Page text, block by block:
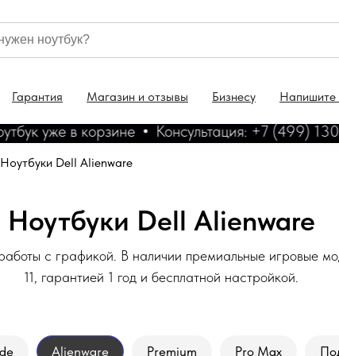
Гарантия Магазин и отзывы Бизнесу Напишите
уже в корзине Консультация: +7 (499) 130
Ноутбуки Dell Alienware
Ноутбуки Dell Alienware
с графикой. В наличии премиальные игровые
11, гарантией 1 год и бесплатной настройкой.
Alienware Premium Pro Max